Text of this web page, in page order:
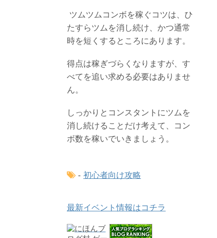
ツムツムコンボを稼ぐコツは、ひ
たすらツムを消し続け、かつ通常
時を短くするところにあります。
得点は稼ぎづらくなりますが、す
べてを追い求める必要はありませ
ん。
しっかりとコンスタントにツムを
消し続けることだけ考えて、コン
ボ数を稼いでいきましょう。
- 初心者向け攻略
最新イベント情報はコチラ